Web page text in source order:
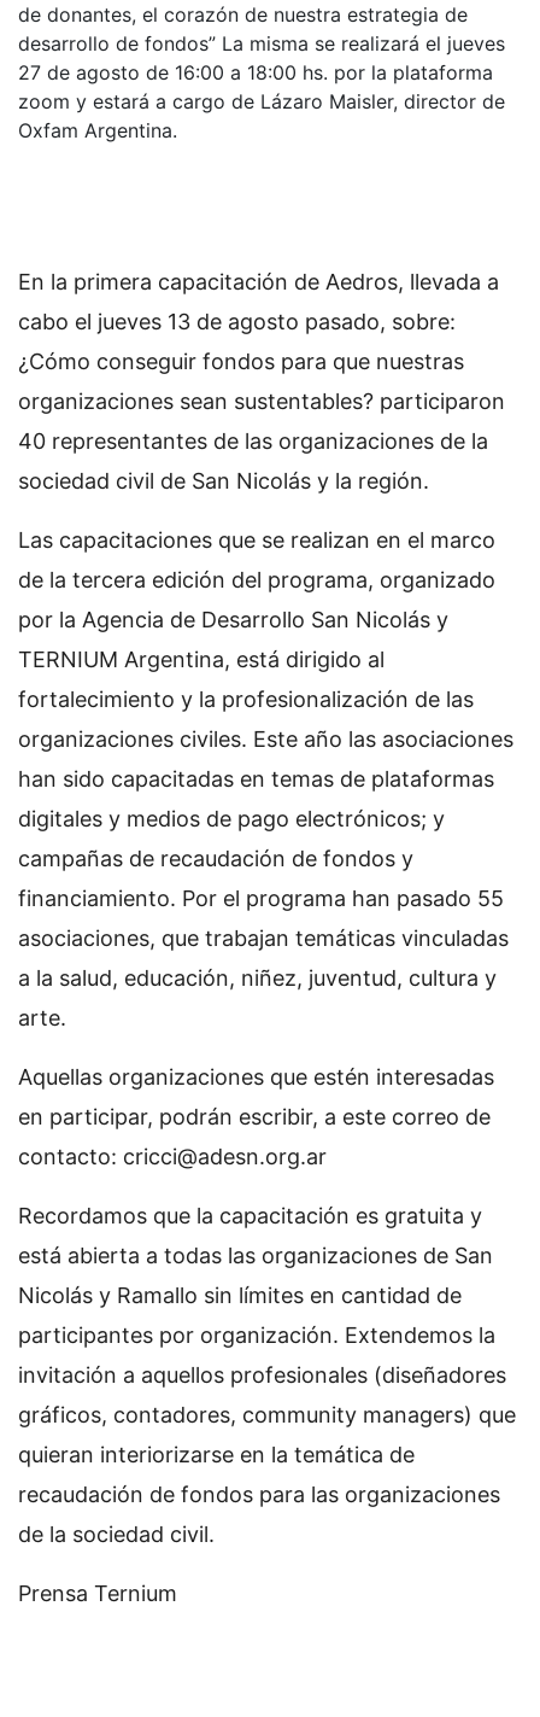
de donantes, el corazón de nuestra estrategia de
desarrollo de fondos” La misma se realizará el jueves
27 de agosto de 16:00 a 18:00 hs. por la plataforma
zoom y estará a cargo de Lázaro Maisler, director de
Oxfam Argentina.
En la primera capacitación de Aedros, llevada a
cabo el jueves 13 de agosto pasado, sobre:
¿Cómo conseguir fondos para que nuestras
organizaciones sean sustentables? participaron
40 representantes de las organizaciones de la
sociedad civil de San Nicolás y la región.
Las capacitaciones que se realizan en el marco
de la tercera edición del programa, organizado
por la Agencia de Desarrollo San Nicolás y
TERNIUM Argentina, está dirigido al
fortalecimiento y la profesionalización de las
organizaciones civiles. Este año las asociaciones
han sido capacitadas en temas de plataformas
digitales y medios de pago electrónicos; y
campañas de recaudación de fondos y
financiamiento. Por el programa han pasado 55
asociaciones, que trabajan temáticas vinculadas
a la salud, educación, niñez, juventud, cultura y
arte.
Aquellas organizaciones que estén interesadas
en participar, podrán escribir, a este correo de
contacto: cricci@adesn.org.ar
Recordamos que la capacitación es gratuita y
está abierta a todas las organizaciones de San
Nicolás y Ramallo sin límites en cantidad de
participantes por organización. Extendemos la
invitación a aquellos profesionales (diseñadores
gráficos, contadores, community managers) que
quieran interiorizarse en la temática de
recaudación de fondos para las organizaciones
de la sociedad civil.
Prensa Ternium